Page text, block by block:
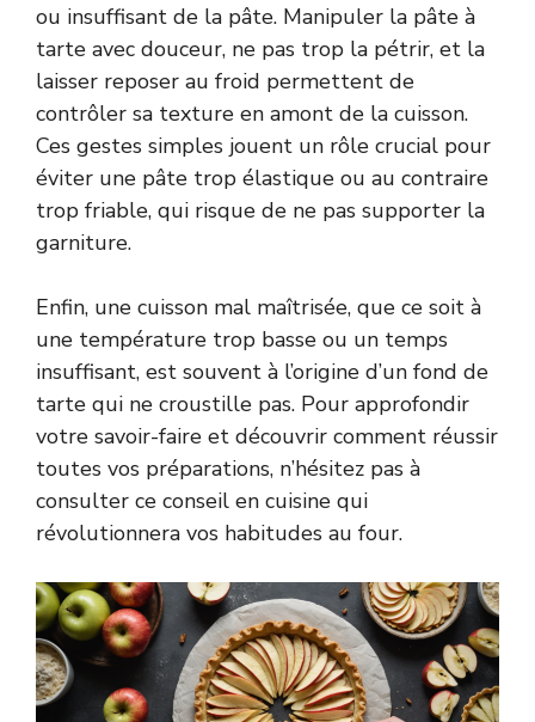
ou insuffisant de la pâte. Manipuler la pâte à
tarte avec douceur, ne pas trop la pétrir, et la
laisser reposer au froid permettent de
contrôler sa texture en amont de la cuisson.
Ces gestes simples jouent un rôle crucial pour
éviter une pâte trop élastique ou au contraire
trop friable, qui risque de ne pas supporter la
garniture.
Enfin, une cuisson mal maîtrisée, que ce soit à
une température trop basse ou un temps
insuffisant, est souvent à l’origine d’un fond de
tarte qui ne croustille pas. Pour approfondir
votre savoir-faire et découvrir comment réussir
toutes vos préparations, n’hésitez pas à
consulter ce conseil en cuisine qui
révolutionnera vos habitudes au four.